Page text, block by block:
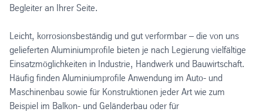
Begleiter an Ihrer Seite.
Leicht, korrosionsbeständig und gut verformbar – die von uns
gelieferten Aluminiumprofile bieten je nach Legierung vielfältige
Einsatzmöglichkeiten in Industrie, Handwerk und Bauwirtschaft.
Häufig finden Aluminiumprofile Anwendung im Auto- und
Maschinenbau sowie für Konstruktionen jeder Art wie zum
Beispiel im Balkon- und Geländerbau oder für